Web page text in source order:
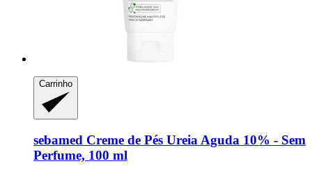
Carrinho
sebamed Creme de Pés Ureia Aguda 10% -​ Sem
Perfume, 100 ml